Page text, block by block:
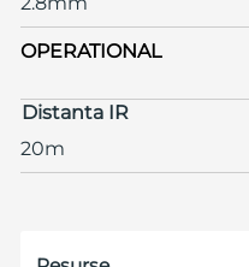
OPERATIONAL
Distanta IR
20m